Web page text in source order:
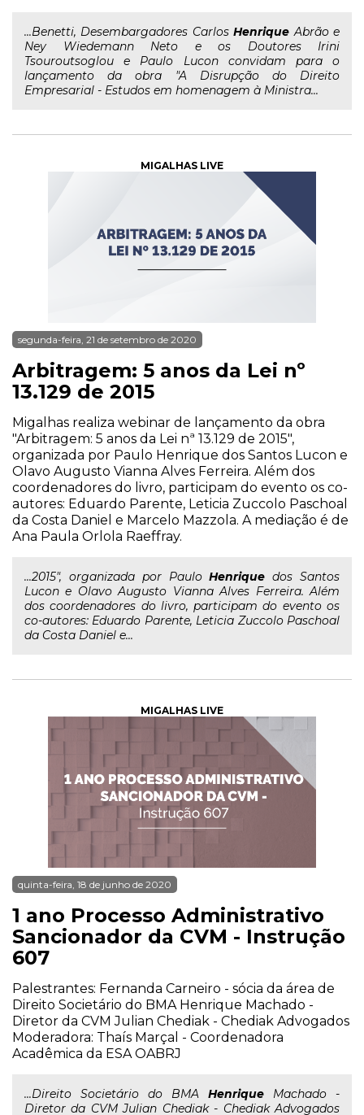
...Benetti, Desembargadores CarlosHenrique Abrão e
Ney Wiedemann Neto e os Doutores Irini
Tsouroutsoglou e Paulo Lucon convidam para o
lançamento da obra "A Disrupção do Direito
Empresarial - Estudos em homenagem à Ministra...
MIGALHAS LIVE
segunda-feira, 21 de setembro de 2020
Arbitragem: 5 anos da Lei nº
13.129 de 2015
Migalhas realiza webinar de lançamento da obra
"Arbitragem: 5 anos da Lei nª 13.129 de 2015",
organizada por Paulo Henrique dos Santos Lucon e
Olavo Augusto Vianna Alves Ferreira. Além dos
coordenadores do livro, participam do evento os co-
autores: Eduardo Parente, Leticia Zuccolo Paschoal
da Costa Daniel e Marcelo Mazzola. A mediação é de
Ana Paula Orlola Raeffray.
...2015", organizada por PauloHenrique dos Santos
Lucon e Olavo Augusto Vianna Alves Ferreira. Além
dos coordenadores do livro, participam do evento os
co-autores: Eduardo Parente, Leticia Zuccolo Paschoal
da Costa Daniel e...
MIGALHAS LIVE
quinta-feira, 18 de junho de 2020
1 ano Processo Administrativo
Sancionador da CVM - Instrução
607
Palestrantes: Fernanda Carneiro - sócia da área de
Direito Societário do BMA Henrique Machado -
Diretor da CVM Julian Chediak - Chediak Advogados
Moderadora: Thaís Marçal - Coordenadora
Acadêmica da ESA OABRJ
...Direito Societário do BMA Henrique Machado -
Diretor da CVM Julian Chediak - Chediak Advogados